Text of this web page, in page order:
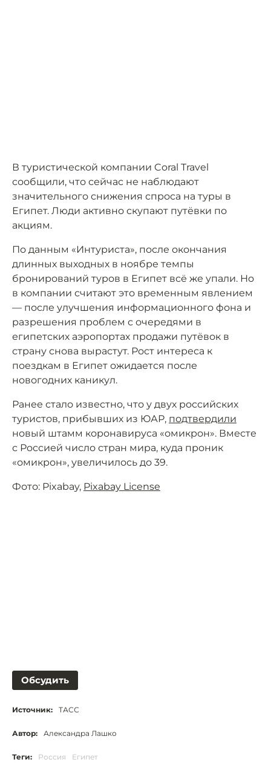
В туристической компании Coral Travel
сообщили, что сейчас не наблюдают
значительного снижения спроса на туры в
Египет. Люди активно скупают путёвки по
акциям.
По данным «Интуриста», после окончания
длинных выходных в ноябре темпы
бронирований туров в Египет всё же упали. Но
в компании считают это временным явлением
— после улучшения информационного фона и
разрешения проблем с очередями в
египетских аэропортах продажи путёвок в
страну снова вырастут. Рост интереса к
поездкам в Египет ожидается после
новогодних каникул.
Ранее стало известно, что у двух российских
туристов, прибывших из ЮАР, подтвердили
новый штамм коронавируса «омикрон». Вместе
с Россией число стран мира, куда проник
«омикрон», увеличилось до 39.
Фото: Pixabay, Pixabay License
Обсудить
Источник: ТАСС
Автор: Александра Лашко
Теги: Россия Египет